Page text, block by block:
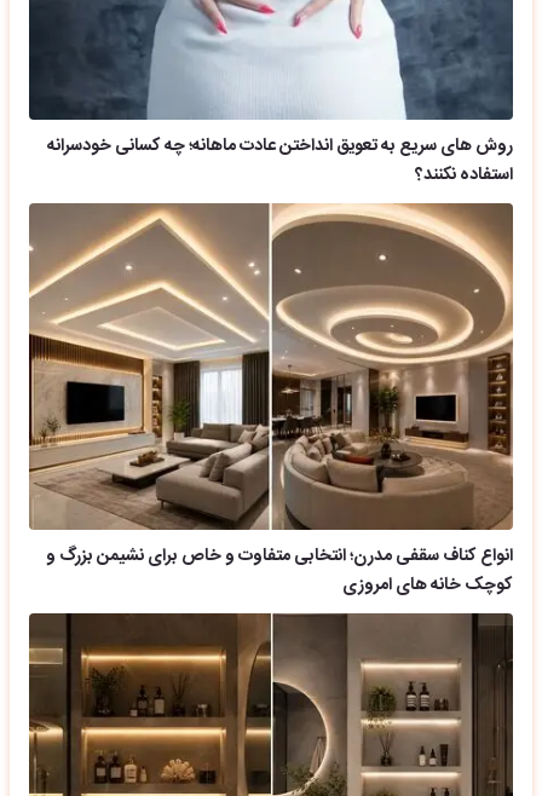
روش های سریع به تعویق انداختن عادت ماهانه؛ چه کسانی خودسرانه
استفاده نکنند؟
انواع کناف سقفی مدرن؛ انتخابی متفاوت و خاص برای نشیمن بزرگ و
کوچک خانه های امروزی